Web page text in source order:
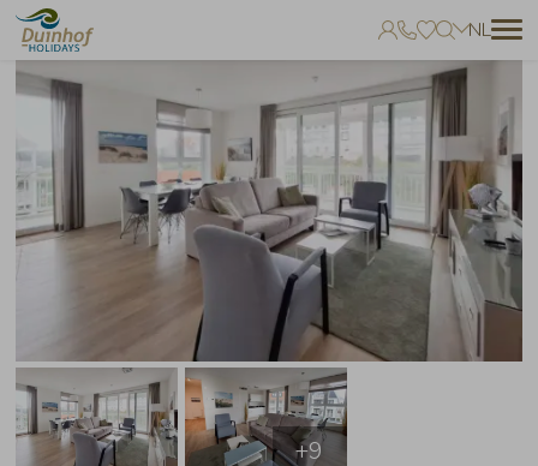
Geen favorieten
Je kunt accommodaties toevoegen aan uw favorieten door op het
te klikken.
NL
+9